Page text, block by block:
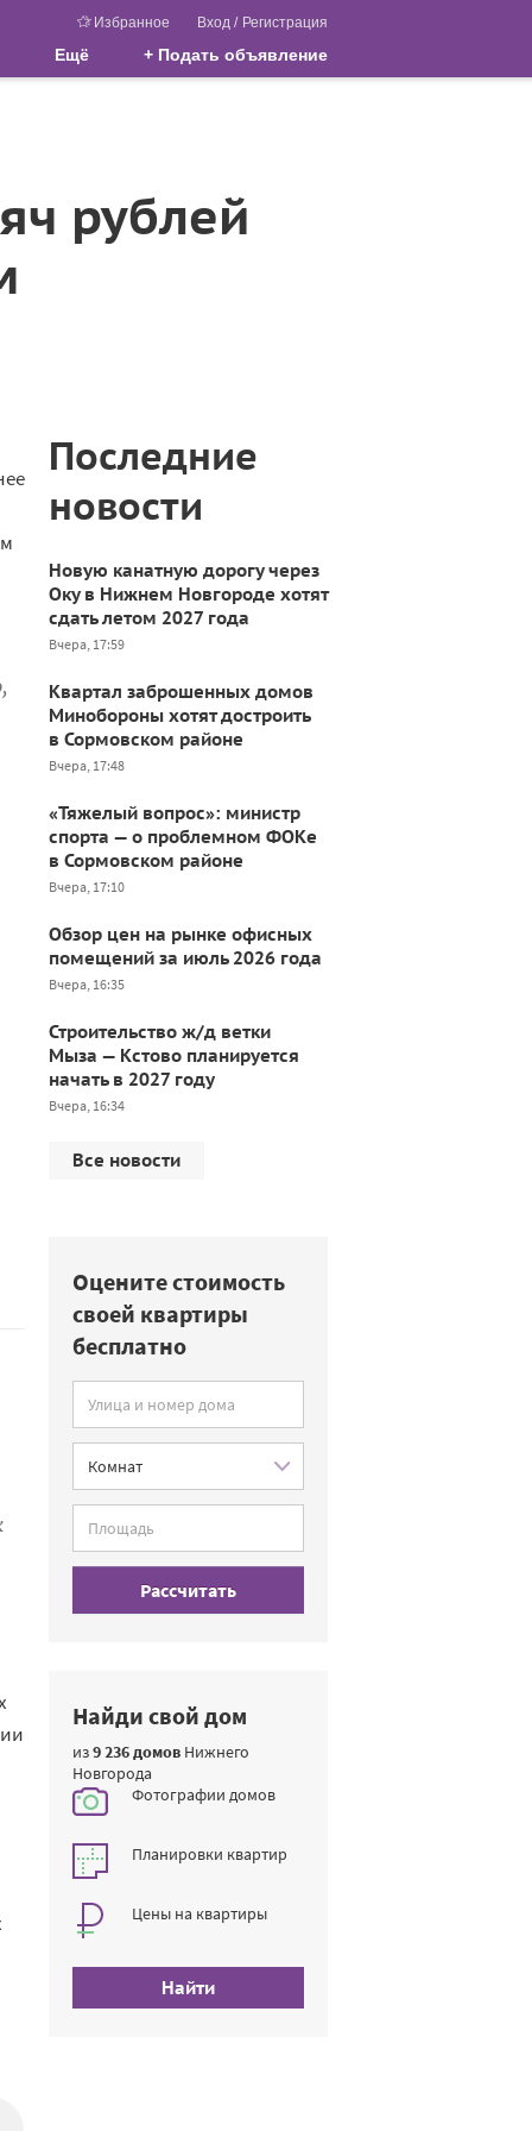
Избранное Вход / Регистрация
Ещё + Подать объявление
рублей
Последние
новости
Новую канатную дорогу через
Оку в Нижнем Новгороде хотят
сдать летом 2027 года
Вчера, 17:59
Квартал заброшенных домов
Минобороны хотят достроить
в Сормовском районе
Вчера, 17:48
«Тяжелый вопрос»: министр
спорта — о проблемном ФОКе
в Сормовском районе
Вчера, 17:10
Обзор цен на рынке офисных
помещений за июль 2026 года
Вчера, 16:35
Строительство ж/д ветки
Мыза — Кстово планируется
начать в 2027 году
Вчера, 16:34
Все новости
Оцените стоимость
своей квартиры
бесплатно
Рассчитать
Найди свой дом
из9 236 домов Нижнего
Новгорода
Фотографии домов
Планировки квартир
Цены на квартиры
Найти